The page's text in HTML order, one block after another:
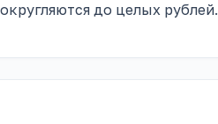
до целых рублей.